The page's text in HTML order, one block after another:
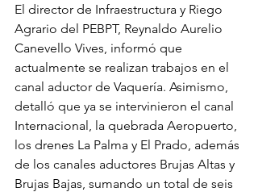
El director de Infraestructura y Riego
Agrario del PEBPT, Reynaldo Aurelio
Canevello Vives, informó que
actualmente se realizan trabajos en el
canal aductor de Vaquería. Asimismo,
detalló que ya se intervinieron el canal
Internacional, la quebrada Aeropuerto,
los drenes La Palma y El Prado, además
de los canales aductores Brujas Altas y
Brujas Bajas, sumando un total de seis